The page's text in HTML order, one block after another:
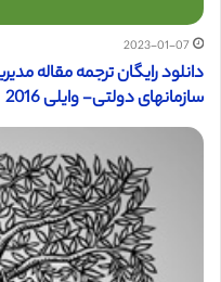
2023-01-07
دانلود رایگان ترجمه مقاله
سازمانهای دولتی- وایلی 2016